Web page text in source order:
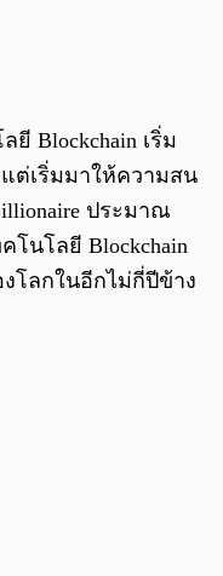
Blockchain เริ่ม
ต่เริ่มมาให้ความสน
ประมาณ
โนโลยี Blockchain
โลกในอีกไม่กี่ปีข้าง